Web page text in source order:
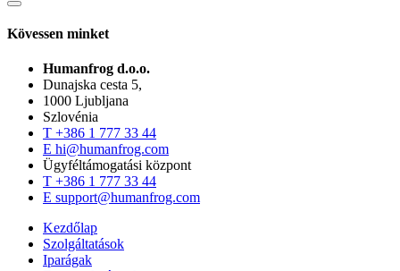
Kövessen minket
Humanfrog d.o.o.
Dunajska cesta 5,
1000 Ljubljana
Szlovénia
T +386 1 777 33 44
E hi@humanfrog.com
Ügyféltámogatási központ
T +386 1 777 33 44
E support@humanfrog.com
Kezdőlap
Szolgáltatások
Iparágak